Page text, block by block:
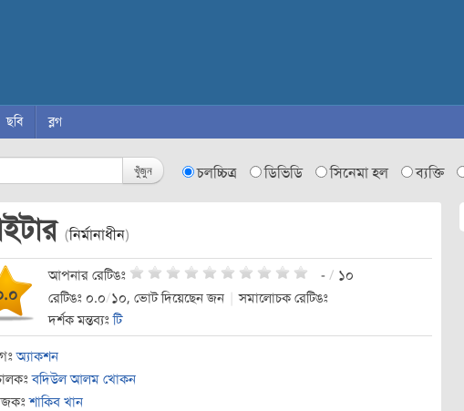
ছবি ব্লগ
খুঁজুন চলচ্চিত্র ডিভিডি সিনেমা হল ব্যক্তি
(নির্মানাধীন)
আপনার রেটিঙঃ - / ১০
রেটিঙঃ ০.০/১০, ভোট দিয়েছেন জন
সমালোচক রেটিঙঃ
দর্শক মন্তব্যঃটি
অ্যাকশন
বদিউল আলম খোকন
শাকিব খান